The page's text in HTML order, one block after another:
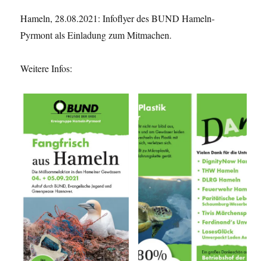
Hameln, 28.08.2021: Infoflyer des BUND Hameln-
Pyrmont als Einladung zum Mitmachen.
Weitere Infos: